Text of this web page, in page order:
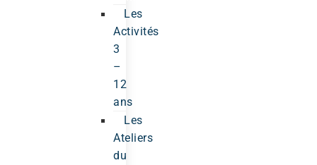
Les
Activités
3
–
12
ans
Les
Ateliers
du